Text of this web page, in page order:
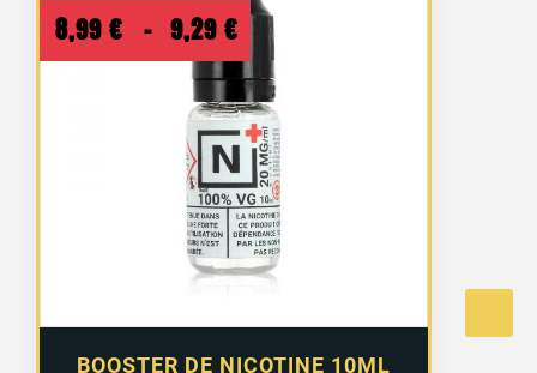
BOOSTER DE NICOTINE 10ML
8,99 € – 9,29 € Plage
de
prix :
8,99 €
à
9,29 €